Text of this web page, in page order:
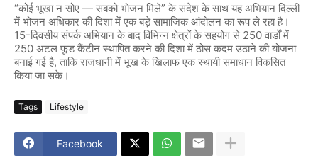
“कोई भूखा न सोए — सबको भोजन मिले” के संदेश के साथ यह अभियान दिल्ली
में भोजन अधिकार की दिशा में एक बड़े सामाजिक आंदोलन का रूप ले रहा है।
15-दिवसीय संपर्क अभियान के बाद विभिन्न क्षेत्रों के सहयोग से 250 वार्डों में
250 अटल फूड कैंटीन स्थापित करने की दिशा में ठोस कदम उठाने की योजना
बनाई गई है, ताकि राजधानी में भूख के खिलाफ एक स्थायी समाधान विकसित
किया जा सके।
Tags Lifestyle
Facebook